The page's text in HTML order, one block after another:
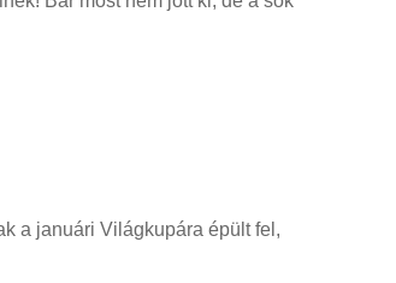
a januári Világkupára épült fel,